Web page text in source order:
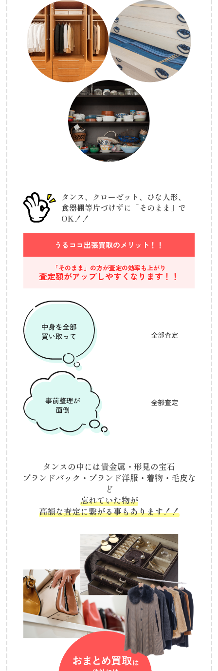
タンス、クローゼット、ひな人形、
食器棚等片づけずに「そのまま」で
OK！！
うるココ出張買取のメリット！！
「そのまま」の方が査定の効率も上がり
査定額がアップしやすくなります！！
全部査定
全部査定
タンスの中には貴金属・形見の宝石
ブランドバック・ブランド洋服・着物・毛皮な
ど
忘れていた物が
高額な査定に繋がる事もあります！！